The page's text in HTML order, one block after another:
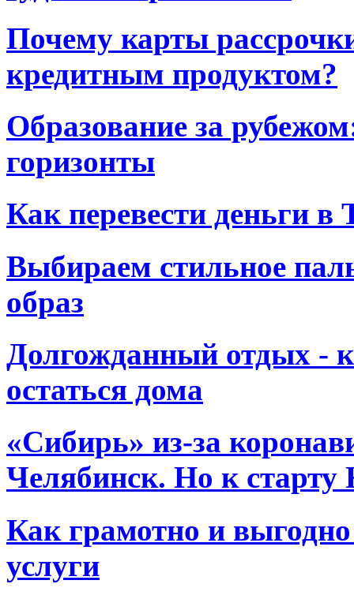
Почему карты
кредитным продуктом?
Образование за
горизонты
Как перевести деньги в
Выбираем стильное
образ
Долгожданный отдых -
остаться дома
«Сибирь» из-за
Челябинск. Но к
Как грамотно и
услуги